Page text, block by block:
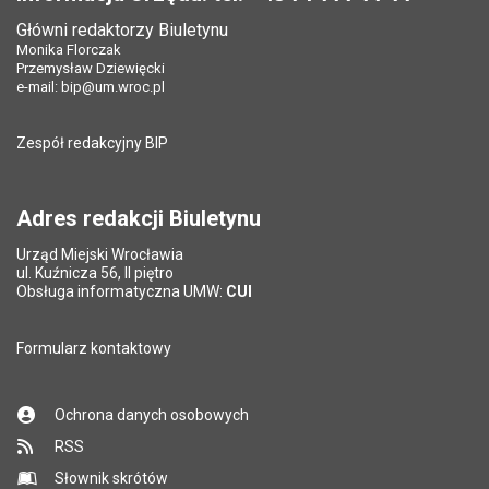
Ostatnio zaktualizował:
Data ostatniej aktualizacji:
Tytuł e-mailaPole wymagane
*
Adres e-mail znajomego
Pytanie antyspamowe
*
Pole wymagane
Główni redaktorzy Biuletynu
Monika Florczak
Przemysław Dziewięcki
e-mail:bip@um.wroc.pl
Zespół redakcyjny BIP
Adres redakcji Biuletynu
Urząd Miejski Wrocławia
ul. Kuźnicza 56, II piętro
Obsługa informatyczna UMW: CUI
Formularz kontaktowy
Ochrona danych osobowych
RSS
Słownik skrótów